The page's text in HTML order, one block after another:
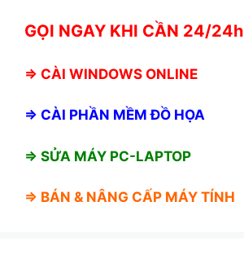
GỌI NGAY KHI CẦN 24/24h
⇒ CÀI WINDOWS ONLINE
⇒ CÀI PHẦN MỀM ĐỒ HỌA
⇒ SỬA MÁY PC-LAPTOP
⇒ BÁN & NÂNG CẤP MÁY TÍNH